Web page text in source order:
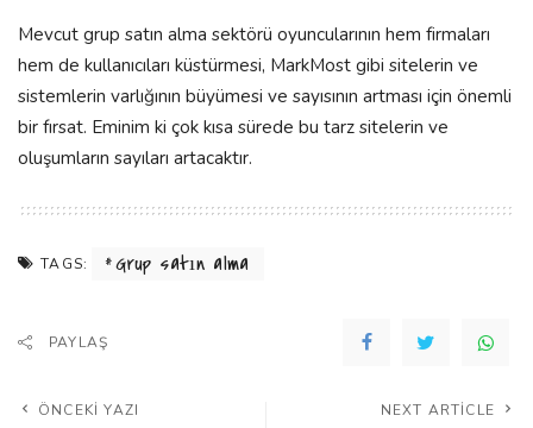
Mevcut grup satın alma sektörü oyuncularının hem firmaları
hem de kullanıcıları küstürmesi, MarkMost gibi sitelerin ve
sistemlerin varlığının büyümesi ve sayısının artması için önemli
bir fırsat. Eminim ki çok kısa sürede bu tarz sitelerin ve
oluşumların sayıları artacaktır.
TAGS: Grup satın alma
PAYLAŞ
ÖNCEKI YAZI NEXT ARTICLE